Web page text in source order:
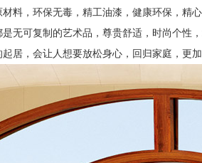
料，环保无毒，精工油漆，健康环保，精
无可复制的艺术品，尊贵舒适，时尚个性
居，会让人想要放松身心，回归家庭，更加